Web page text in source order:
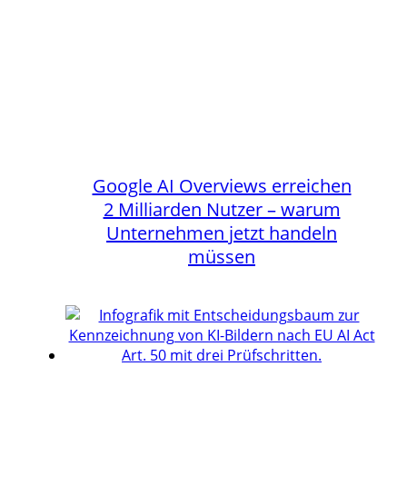
Google AI Overviews erreichen
2 Milliarden Nutzer – warum
Unternehmen jetzt handeln
müssen